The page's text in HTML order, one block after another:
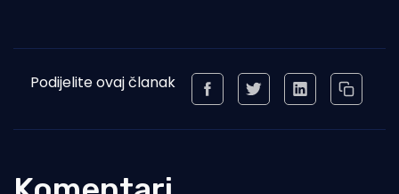
Podijelite ovaj članak